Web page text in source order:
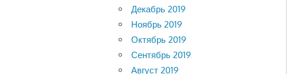
Декабрь 2019
Ноябрь 2019
Октябрь 2019
Сентябрь 2019
Август 2019